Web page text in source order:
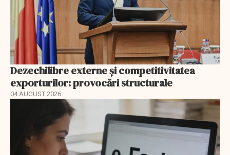
Dezechilibre externe și competitivitatea
exporturilor: provocări structurale
04 AUGUST 2026